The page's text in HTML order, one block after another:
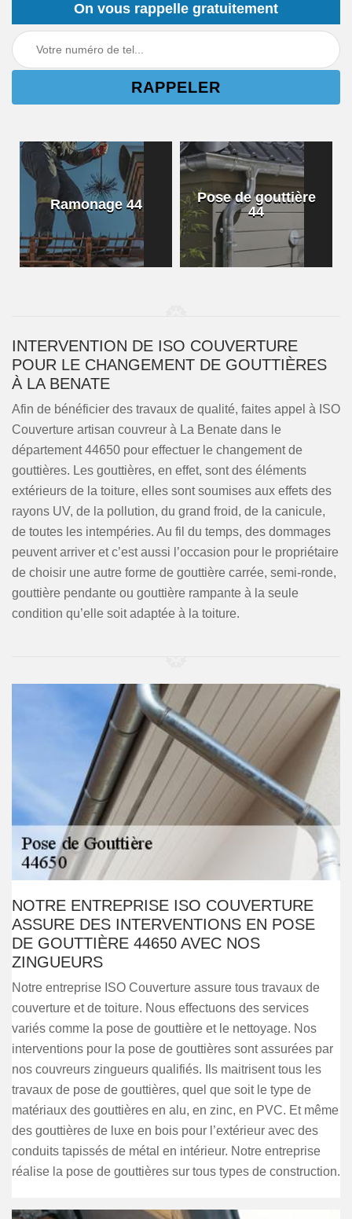
On vous rappelle gratuitement
Ramonage 44
Pose de gouttière
44
INTERVENTION DE ISO COUVERTURE
POUR LE CHANGEMENT DE GOUTTIÈRES
À LA BENATE
Afin de bénéficier des travaux de qualité, faites appel à ISO
Couverture artisan couvreur à La Benate dans le
département 44650 pour effectuer le changement de
gouttières. Les gouttières, en effet, sont des éléments
extérieurs de la toiture, elles sont soumises aux effets des
rayons UV, de la pollution, du grand froid, de la canicule,
de toutes les intempéries. Au fil du temps, des dommages
peuvent arriver et c’est aussi l’occasion pour le propriétaire
de choisir une autre forme de gouttière carrée, semi-ronde,
gouttière pendante ou gouttière rampante à la seule
condition qu’elle soit adaptée à la toiture.
NOTRE ENTREPRISE ISO COUVERTURE
ASSURE DES INTERVENTIONS EN POSE
DE GOUTTIÈRE 44650 AVEC NOS
ZINGUEURS
Notre entreprise ISO Couverture assure tous travaux de
couverture et de toiture. Nous effectuons des services
variés comme la pose de gouttière et le nettoyage. Nos
interventions pour la pose de gouttières sont assurées par
nos couvreurs zingueurs qualifiés. Ils maitrisent tous les
travaux de pose de gouttières, quel que soit le type de
matériaux des gouttières en alu, en zinc, en PVC. Et même
des gouttières de luxe en bois pour l’extérieur avec des
conduits tapissés de métal en intérieur. Notre entreprise
réalise la pose de gouttières sur tous types de construction.